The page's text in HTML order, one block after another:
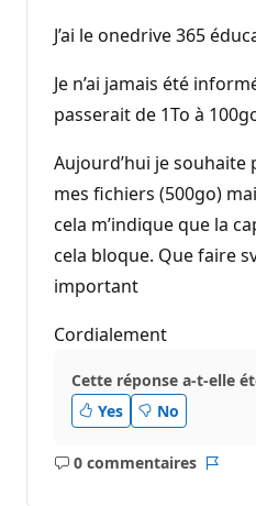
J’ai le onedrive 365
Je n’ai jamais été
passerait de 1To à
Aujourd’hui je
mes fichiers (500go)
cela m’indique que la
cela bloque. Que faire
important
Cordialement
Cette réponse a-t-elle
Yes
No
0 commentaires
Aucun